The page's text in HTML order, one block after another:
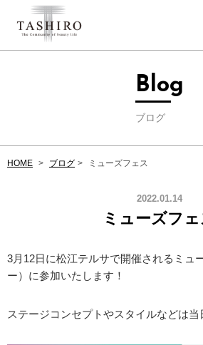
Blog
ブログ
HOME ブログ ミューズフェス
2022.01.14
ミューズフェ
3月12日に松江テルサで開催されるミュ
ー）に参加いたします！
ステージコンセプトやスタイルなどは